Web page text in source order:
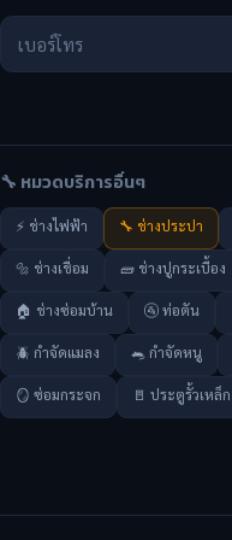
🔧 หมวดบริการอื่นๆ
⚡ ช่างไฟฟ้า 🔧 ช่างประปา
🔩 ช่างเชื่อม 🧱 ช่างปูกระเบื้อง
🏠 ช่างซ่อมบ้าน 🚰 ท่อตัน
🪲 กำจัดแมลง 🐀 กำจัดหนู
🪞 ซ่อมกระจก 🚪 ประตูรั้วเหล็ก